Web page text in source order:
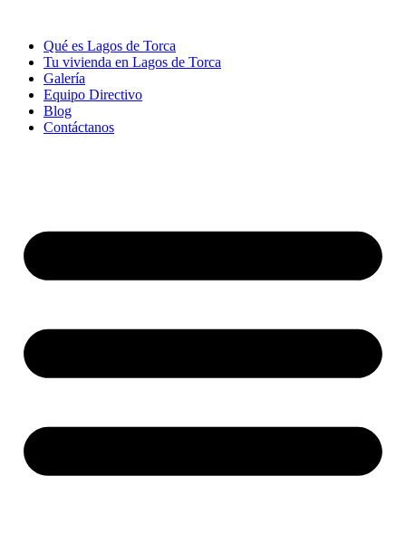
Qué es Lagos de Torca
Tu vivienda en Lagos de Torca
Galería
Equipo Directivo
Blog
Contáctanos